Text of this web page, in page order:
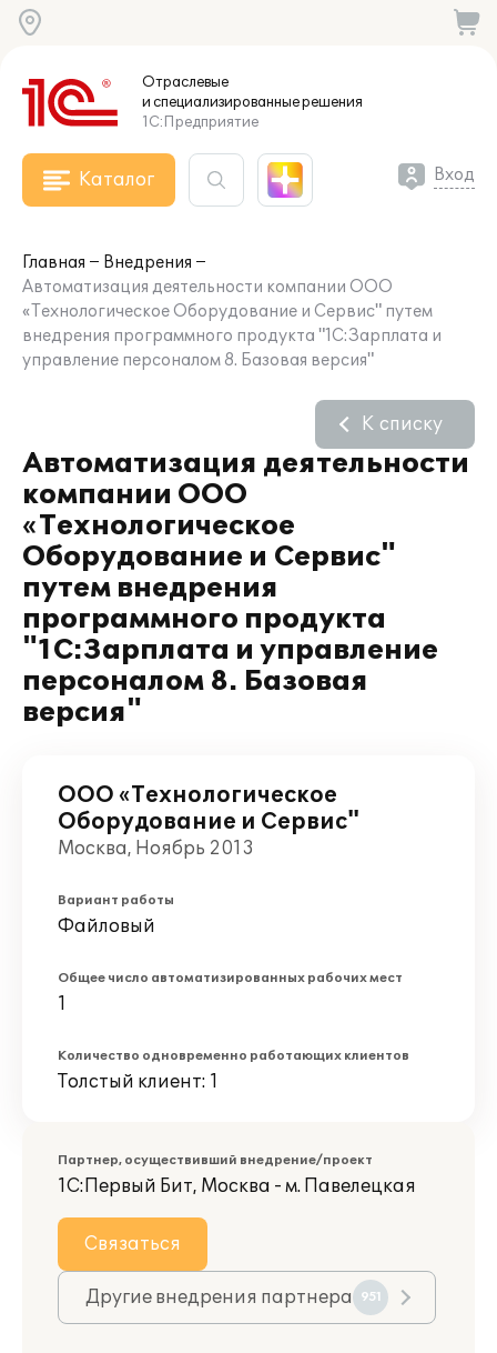
Отраслевые
и специализированныерешения
1С:Предприятие
Каталог Вход
Главная
Внедрения
Автоматизация деятельности компании ООО
«Технологическое Оборудование и Сервис" путем
внедрения программного продукта "1С:Зарплата и
управление персоналом 8. Базовая версия"
Автоматизация деятельности
компании ООО
«Технологическое
Оборудование и Сервис"
путем внедрения
программного продукта
"1С:Зарплата и управление
персоналом 8. Базовая
версия"
К списку
ООО «Технологическое
Оборудование и Сервис"
Москва, Ноябрь 2013
Вариант работы
Файловый
Общее число автоматизированных рабочих мест
1
Количество одновременно работающих клиентов
Толстый клиент: 1
Партнер, осуществивший внедрение/проект
1С:Первый Бит, Москва - м. Павелецкая
Связаться
Другие внедрения партнера 951